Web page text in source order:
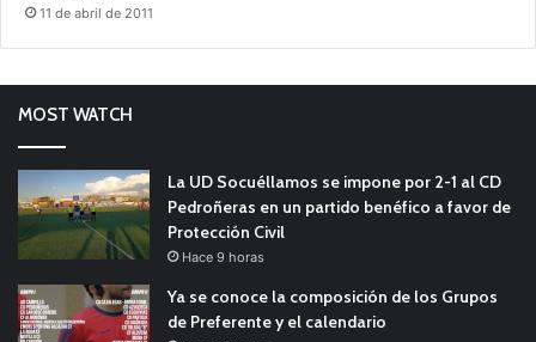
11 de abril de 2011
MOST WATCH
La UD Socuéllamos se impone por 2-1 al CD
Pedroñeras en un partido benéfico a favor de
Protección Civil
Hace 9 horas
Ya se conoce la composición de los Grupos
de Preferente y el calendario